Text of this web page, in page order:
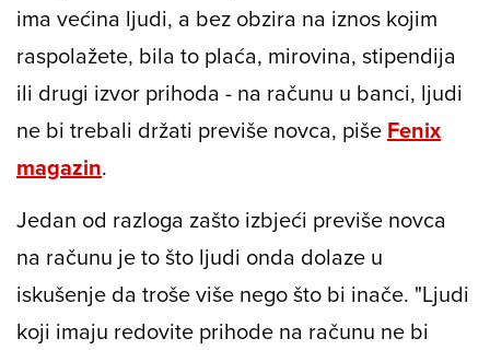
ima većina ljudi, a bez obzira na iznos kojim
raspolažete, bila to plaća, mirovina, stipendija
ili drugi izvor prihoda - na računu u banci, ljudi
ne bi trebali držati previše novca, piše Fenix
magazin.
Jedan od razloga zašto izbjeći previše novca
na računu je to što ljudi onda dolaze u
iskušenje da troše više nego što bi inače. "Ljudi
koji imaju redovite prihode na računu ne bi